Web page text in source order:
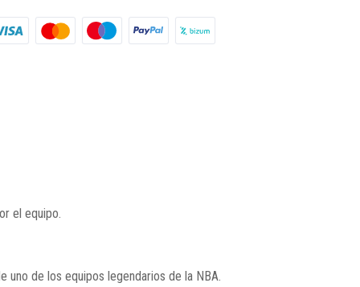
el equipo.
de los equipos legendarios de la NBA.